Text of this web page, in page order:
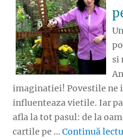
si
imaginatiei! Povestile ne
influenteaza vietile. Iar
afla la tot pasul: de la
cartile pe … Continuă